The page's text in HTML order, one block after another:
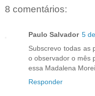
8 comentários:
Paulo Salvador 5
Subscrevo todas as
o observador o mês
essa Madalena
Responder